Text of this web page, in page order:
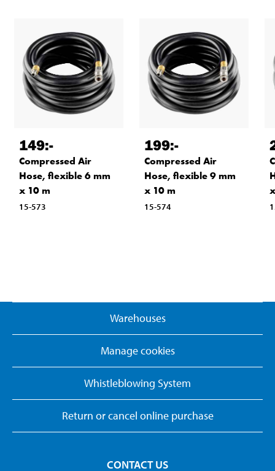
149:-
Compressed Air
Hose, flexible 6 mm
x 10 m
15-573
199:-
Compressed Air
Hose, flexible 9 mm
x 10 m
15-574
Warehouses
Manage cookies
Whistleblowing System
Return or cancel online purchase
CONTACT US